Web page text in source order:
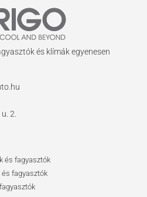
és klímák egyenesen
2.
és fagyasztók
és fagyasztók